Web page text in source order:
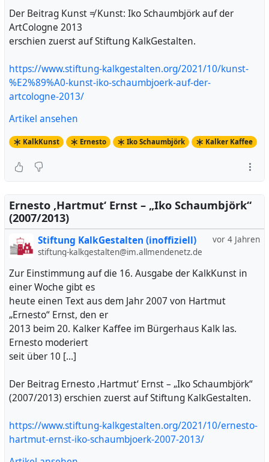
Der Beitrag Kunst ≠ Kunst: Iko Schaumbjörk auf der
ArtCologne 2013
erschien zuerst auf Stiftung KalkGestalten.
https://www.stiftung-kalkgestalten.org/2021/10/kunst-
%E2%89%A0-kunst-iko-schaumbjoerk-auf-der-
artcologne-2013/
Artikel ansehen
KalkKunst Ernesto Iko Schaumbjörk Kalker Kaffee
Ernesto ‚Hartmut‘ Ernst – „Iko Schaumbjörk“
(2007/2013)
vor 4 Jahren
Stiftung KalkGestalten (inoffiziell)
stiftung-kalkgestalten@im.allmendenetz.de
Zur Einstimmung auf die 16. Ausgabe der KalkKunst in
einer Woche gibt es
heute einen Text aus dem Jahr 2007 von Hartmut
„Ernesto“ Ernst, den er
2013 beim 20. Kalker Kaffee im Bürgerhaus Kalk las.
Ernesto moderiert
seit über 10 […]
Der Beitrag Ernesto ‚Hartmut‘ Ernst – „Iko Schaumbjörk“
(2007/2013) erschien zuerst auf Stiftung KalkGestalten.
https://www.stiftung-kalkgestalten.org/2021/10/ernesto-
hartmut-ernst-iko-schaumbjoerk-2007-2013/